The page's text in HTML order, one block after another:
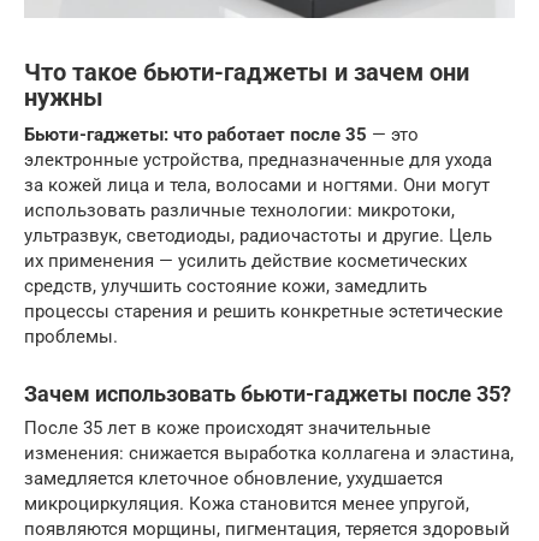
Что такое бьюти-гаджеты и зачем они
нужны
Бьюти-гаджеты: что работает после 35 — это
электронные устройства, предназначенные для ухода
за кожей лица и тела, волосами и ногтями. Они могут
использовать различные технологии: микротоки,
ультразвук, светодиоды, радиочастоты и другие. Цель
их применения — усилить действие косметических
средств, улучшить состояние кожи, замедлить
процессы старения и решить конкретные эстетические
проблемы.
Зачем использовать бьюти-гаджеты после 35?
После 35 лет в коже происходят значительные
изменения: снижается выработка коллагена и эластина,
замедляется клеточное обновление, ухудшается
микроциркуляция. Кожа становится менее упругой,
появляются морщины, пигментация, теряется здоровый